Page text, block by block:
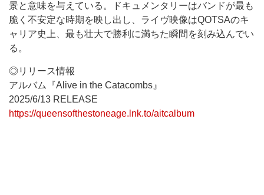
景と意味を与えている。ドキュメンタリーはバンドが最も
脆く不安定な時期を映し出し、ライヴ映像はQOTSAのキ
ャリア史上、最も壮大で勝利に満ちた瞬間を刻み込んでい
る。
◎リリース情報
アルバム『Alive in the Catacombs』
2025/6/13 RELEASE
https://queensofthestoneage.lnk.to/aitcalbum